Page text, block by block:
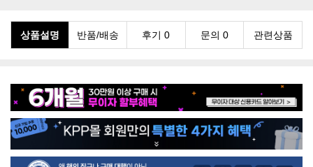
상품설명 반품/배송 후기 0 문의 0 관련상품